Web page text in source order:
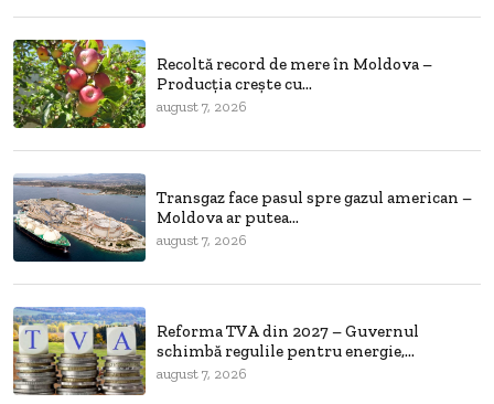
Recoltă record de mere în Moldova –
Producția crește cu...
august 7, 2026
Transgaz face pasul spre gazul american –
Moldova ar putea...
august 7, 2026
Reforma TVA din 2027 – Guvernul
schimbă regulile pentru energie,...
august 7, 2026